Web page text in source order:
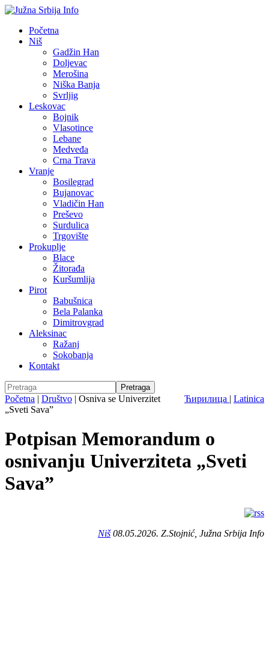
Početna
Niš
Gadžin Han
Doljevac
Merošina
Niška Banja
Svrljig
Leskovac
Bojnik
Vlasotince
Lebane
Medveđa
Crna Trava
Vranje
Bosilegrad
Bujanovac
Vladičin Han
Preševo
Surdulica
Trgovište
Prokuplje
Blace
Žitorađa
Kuršumlija
Pirot
Babušnica
Bela Palanka
Dimitrovgrad
Aleksinac
Ražanj
Sokobanja
Kontakt
Ћирилица | Latinica
Početna | Društvo | Osniva se Univerzitet
„Sveti Sava”
Potpisan Memorandum o
osnivanju Univerziteta „Sveti
Sava”
Niš08.05.2026. Z.Stojnić, Južna Srbija Info